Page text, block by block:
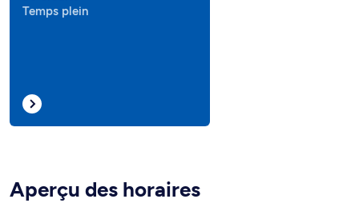
Temps plein
Aperçu des horaires